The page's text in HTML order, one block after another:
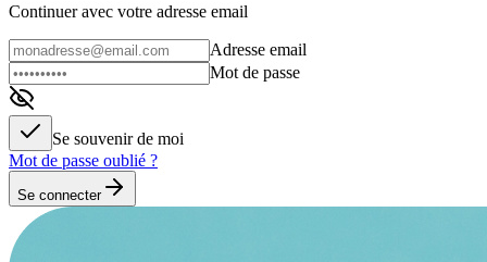
Continuer avec votre adresse email
Adresse email
Mot de passe
Se souvenir de moi
Mot de passe oublié ?
Se connecter